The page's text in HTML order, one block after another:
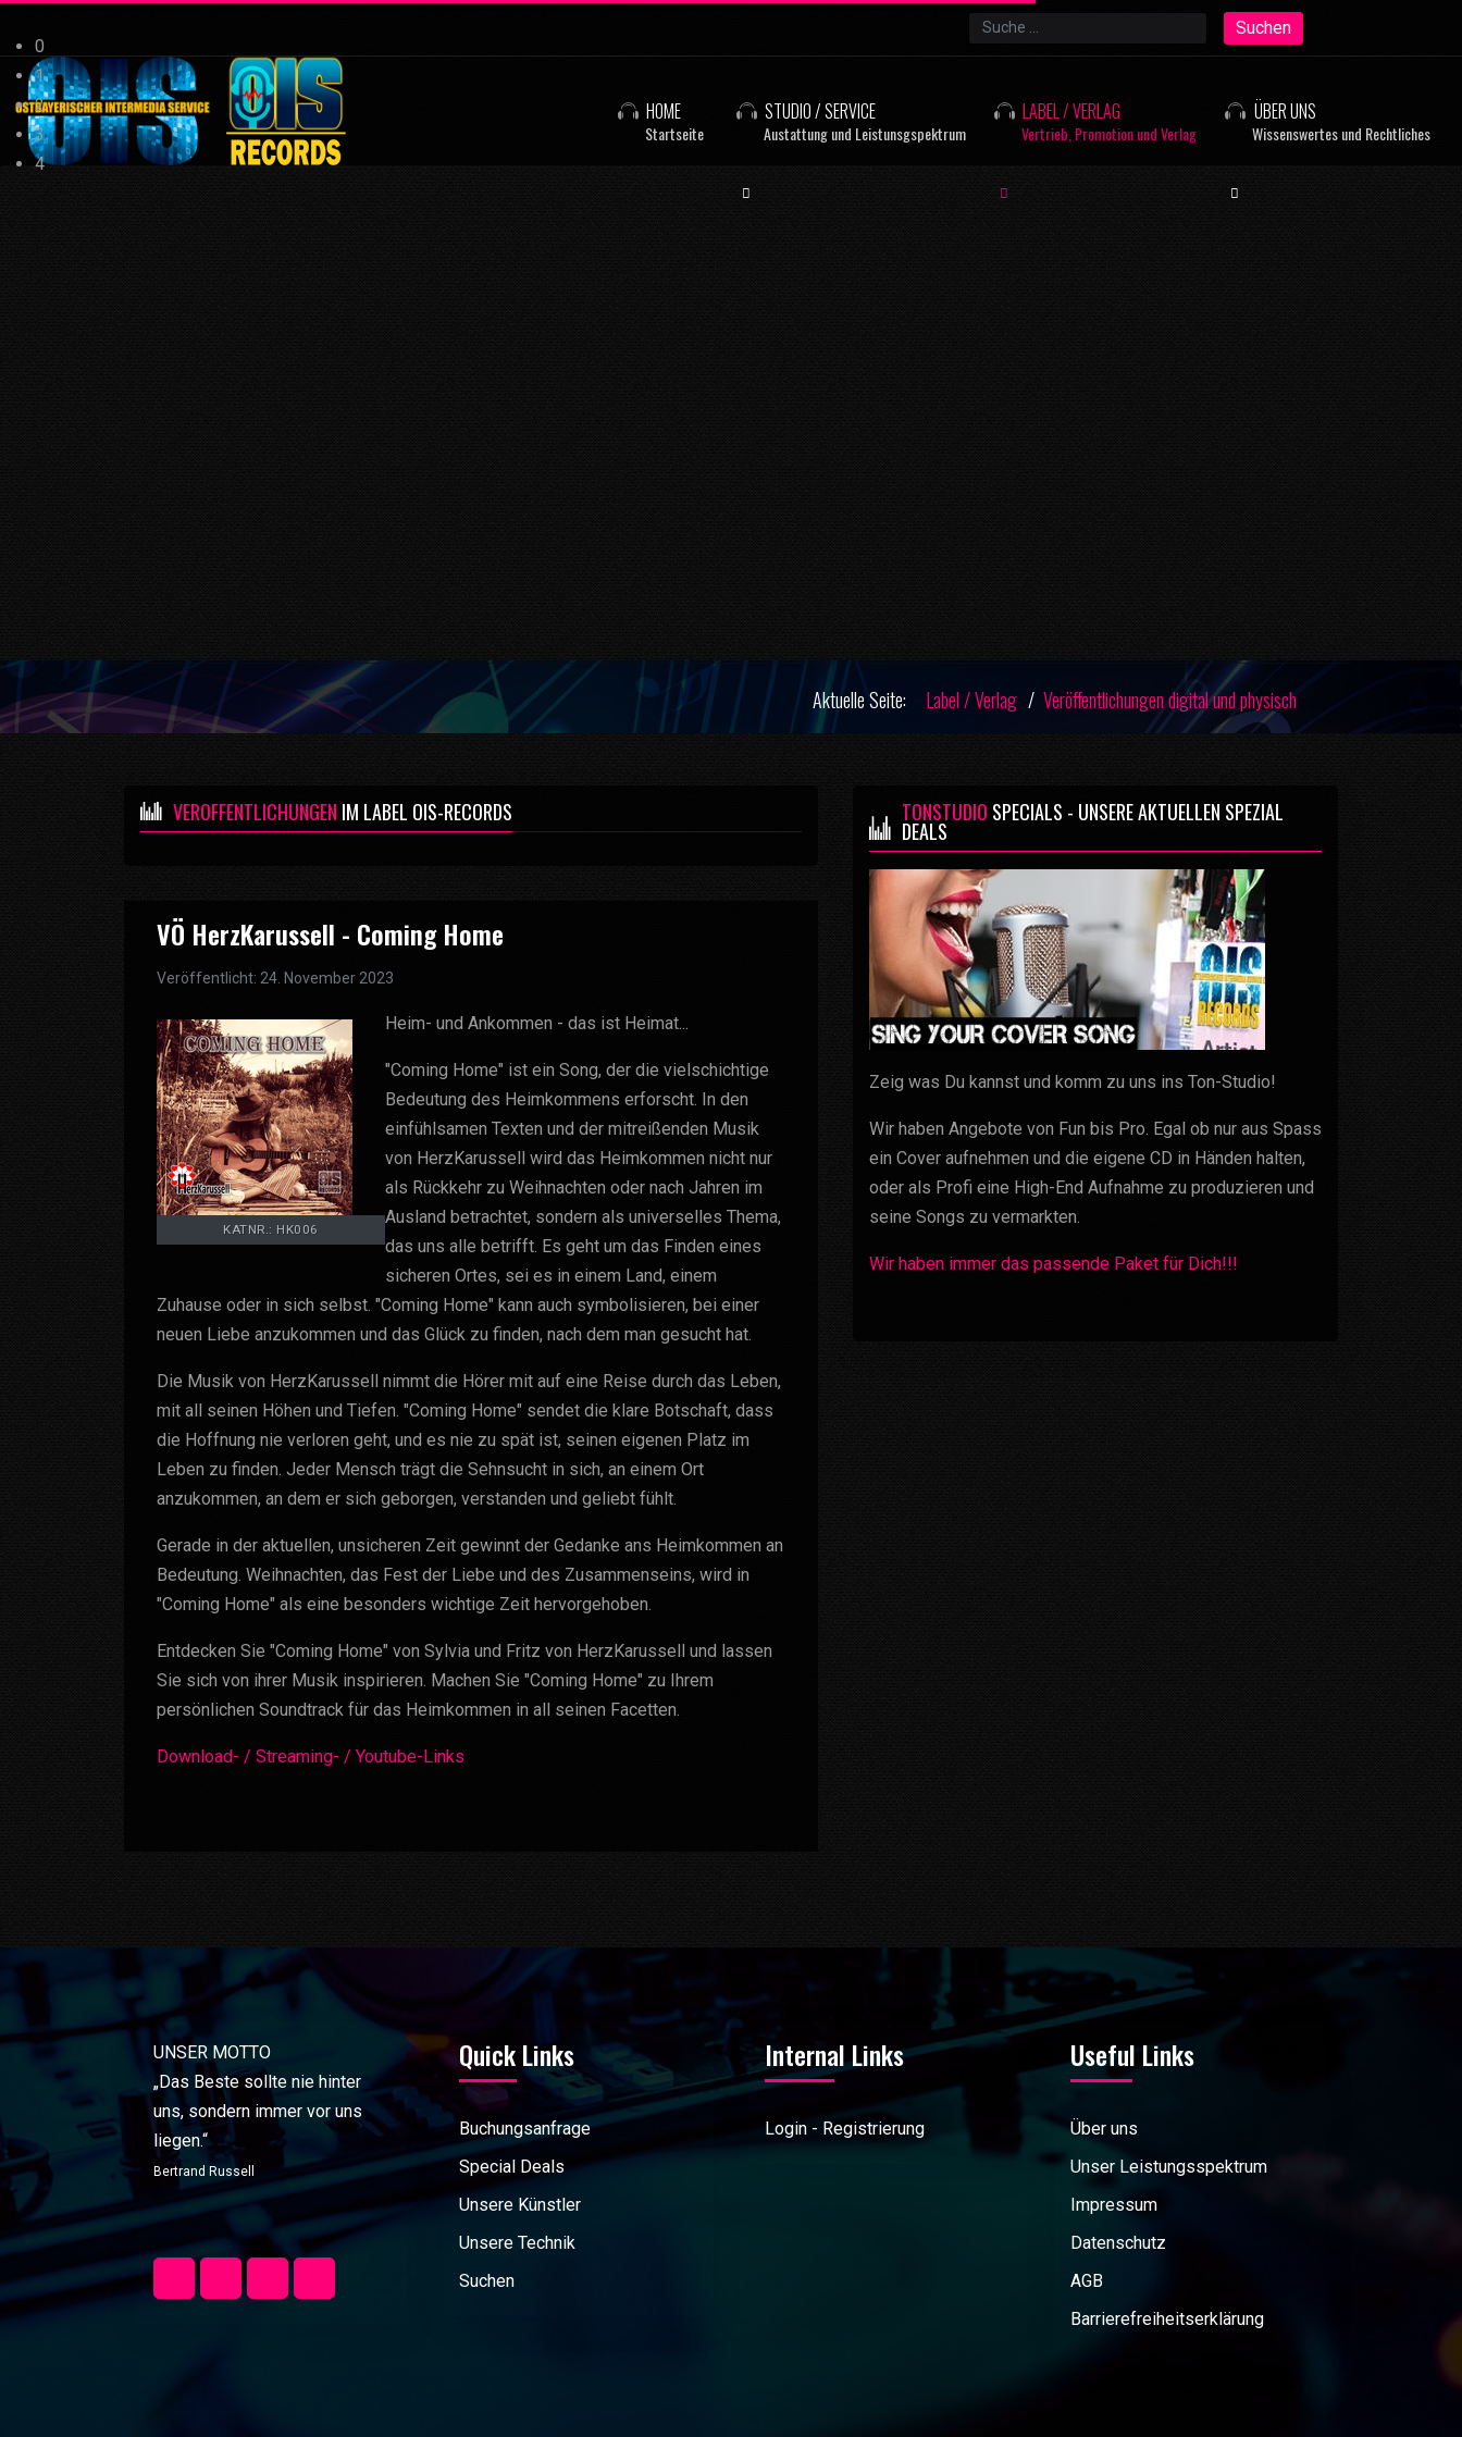
Suchen Suchen
HOME
Startseite
STUDIO / SERVICE
Austattung und Leistunsgspektrum
LABEL / VERLAG
Vertrieb, Promotion und Verlag
ÜBER UNS
Wissenswertes und Rechtliches
0
1
2
3
4
Aktuelle Seite: Label / Verlag Veröffentlichungen digital und physisch
VERÖFFENTLICHUNGEN IM LABEL OIS-RECORDS
VÖ HerzKarussell - Coming Home
Veröffentlicht: 24. November 2023
KATNR.: HK006
Heim- und Ankommen - das ist Heimat...
"Coming Home" ist ein Song, der die vielschichtige
Bedeutung des Heimkommens erforscht. In den
einfühlsamen Texten und der mitreißenden Musik
von HerzKarussell wird das Heimkommen nicht nur
als Rückkehr zu Weihnachten oder nach Jahren im
Ausland betrachtet, sondern als universelles Thema,
das uns alle betrifft. Es geht um das Finden eines
sicheren Ortes, sei es in einem Land, einem
Zuhause oder in sich selbst. "Coming Home" kann auch symbolisieren, bei einer
neuen Liebe anzukommen und das Glück zu finden, nach dem man gesucht hat.
Die Musik von HerzKarussell nimmt die Hörer mit auf eine Reise durch das Leben,
mit all seinen Höhen und Tiefen. "Coming Home" sendet die klare Botschaft, dass
die Hoffnung nie verloren geht, und es nie zu spät ist, seinen eigenen Platz im
Leben zu finden. Jeder Mensch trägt die Sehnsucht in sich, an einem Ort
anzukommen, an dem er sich geborgen, verstanden und geliebt fühlt.
Gerade in der aktuellen, unsicheren Zeit gewinnt der Gedanke ans Heimkommen an
Bedeutung. Weihnachten, das Fest der Liebe und des Zusammenseins, wird in
"Coming Home" als eine besonders wichtige Zeit hervorgehoben.
Entdecken Sie "Coming Home" von Sylvia und Fritz von HerzKarussell und lassen
Sie sich von ihrer Musik inspirieren. Machen Sie "Coming Home" zu Ihrem
persönlichen Soundtrack für das Heimkommen in all seinen Facetten.
Download- / Streaming- / Youtube-Links
TONSTUDIO SPECIALS - UNSERE AKTUELLEN SPEZIAL
DEALS
Zeig was Du kannst und komm zu uns ins Ton-Studio!
Wir haben Angebote von Fun bis Pro. Egal ob nur aus Spass
ein Cover aufnehmen und die eigene CD in Händen halten,
oder als Profi eine High-End Aufnahme zu produzieren und
seine Songs zu vermarkten.
Wir haben immer das passende Paket für Dich!!!
UNSER MOTTO
„Das Beste sollte nie hinter
uns, sondern immer vor uns
liegen.“
Bertrand Russell
Quick Links
Buchungsanfrage
Special Deals
Unsere Künstler
Unsere Technik
Suchen
Internal Links
Login - Registrierung
Useful Links
Über uns
Unser Leistungsspektrum
Impressum
Datenschutz
AGB
Barrierefreiheitserklärung